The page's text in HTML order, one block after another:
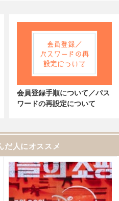
会員登録手順について／パス
ワードの再設定について
だ人にオススメ